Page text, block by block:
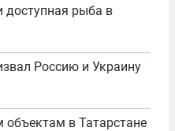
доступная рыба в
Россию и Украину
в Татарстане